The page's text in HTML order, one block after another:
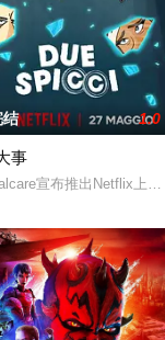
狸和别的动物们，它们
结 1.0
事
宣布推出Netflix上